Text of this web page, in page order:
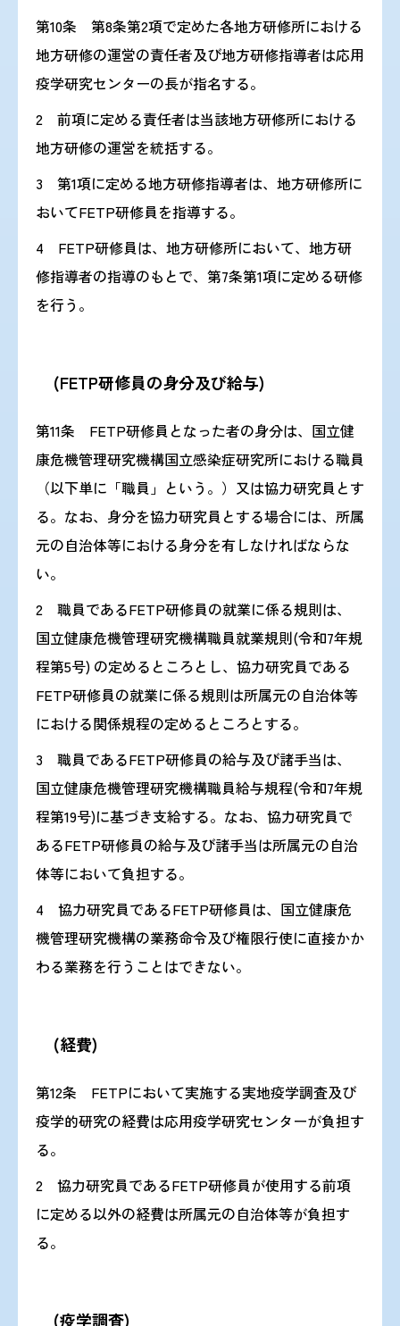
第10条 第8条第2項で定めた各地方研修所における
地方研修の運営の責任者及び地方研修指導者は応用
疫学研究センターの長が指名する。
2 前項に定める責任者は当該地方研修所における
地方研修の運営を統括する。
3 第1項に定める地方研修指導者は、地方研修所に
おいてFETP研修員を指導する。
4 FETP研修員は、地方研修所において、地方研
修指導者の指導のもとで、第7条第1項に定める研修
を行う。
(FETP研修員の身分及び給与)
第11条 FETP研修員となった者の身分は、国立健
康危機管理研究機構国立感染症研究所における職員
（以下単に「職員」という。）又は協力研究員とす
る。なお、身分を協力研究員とする場合には、所属
元の自治体等における身分を有しなければならな
い。
2 職員であるFETP研修員の就業に係る規則は、
国立健康危機管理研究機構職員就業規則(令和7年規
程第5号) の定めるところとし、協力研究員である
FETP研修員の就業に係る規則は所属元の自治体等
における関係規程の定めるところとする。
3 職員であるFETP研修員の給与及び諸手当は、
国立健康危機管理研究機構職員給与規程(令和7年規
程第19号)に基づき支給する。なお、協力研究員で
あるFETP研修員の給与及び諸手当は所属元の自治
体等において負担する。
4 協力研究員であるFETP研修員は、国立健康危
機管理研究機構の業務命令及び権限行使に直接かか
わる業務を行うことはできない。
(経費)
第12条 FETPにおいて実施する実地疫学調査及び
疫学的研究の経費は応用疫学研究センターが負担す
る。
2 協力研究員であるFETP研修員が使用する前項
に定める以外の経費は所属元の自治体等が負担す
る。
(疫学調査)